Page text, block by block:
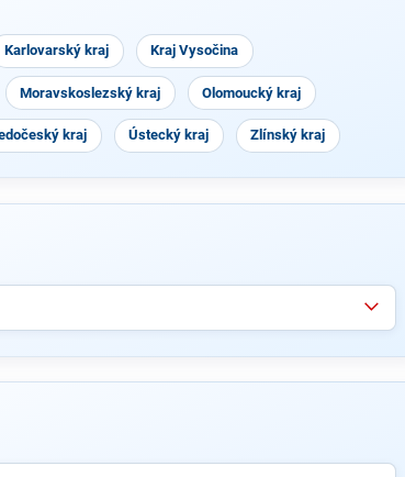
Karlovarský kraj Kraj Vysočina
Moravskoslezský kraj Olomoucký kraj
kraj Ústecký kraj Zlínský kraj